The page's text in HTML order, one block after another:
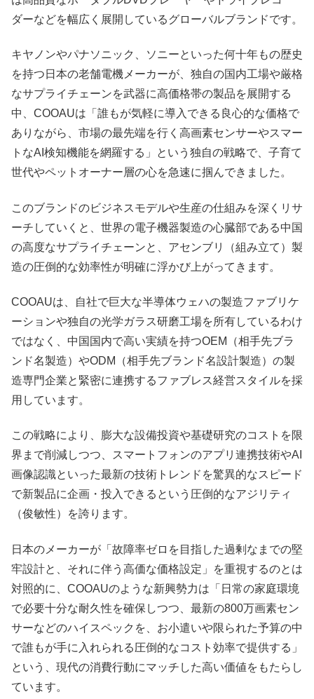
ダーなどを幅広く展開しているグローバルブランドです。
キヤノンやパナソニック、ソニーといった何十年もの歴史
を持つ日本の老舗電機メーカーが、独自の国内工場や厳格
なサプライチェーンを武器に高価格帯の製品を展開する
中、COOAUは「誰もが気軽に導入できる良心的な価格で
ありながら、市場の最先端を行く高画素センサーやスマー
トなAI検知機能を網羅する」という独自の戦略で、子育て
世代やペットオーナー層の心を急速に掴んできました。
このブランドのビジネスモデルや生産の仕組みを深くリサ
ーチしていくと、世界の電子機器製造の心臓部である中国
の高度なサプライチェーンと、アセンブリ（組み立て）製
造の圧倒的な効率性が明確に浮かび上がってきます。
COOAUは、自社で巨大な半導体ウェハの製造ファブリケ
ーションや独自の光学ガラス研磨工場を所有しているわけ
ではなく、中国国内で高い実績を持つOEM（相手先ブラ
ンド名製造）やODM（相手先ブランド名設計製造）の製
造専門企業と緊密に連携するファブレス経営スタイルを採
用しています。
この戦略により、膨大な設備投資や基礎研究のコストを限
界まで削減しつつ、スマートフォンのアプリ連携技術やAI
画像認識といった最新の技術トレンドを驚異的なスピード
で新製品に企画・投入できるという圧倒的なアジリティ
（俊敏性）を誇ります。
日本のメーカーが「故障率ゼロを目指した過剰なまでの堅
牢設計と、それに伴う高価な価格設定」を重視するのとは
対照的に、COOAUのような新興勢力は「日常の家庭環境
で必要十分な耐久性を確保しつつ、最新の800万画素セン
サーなどのハイスペックを、お小遣いや限られた予算の中
で誰もが手に入れられる圧倒的なコスト効率で提供する」
という、現代の消費行動にマッチした高い価値をもたらし
ています。